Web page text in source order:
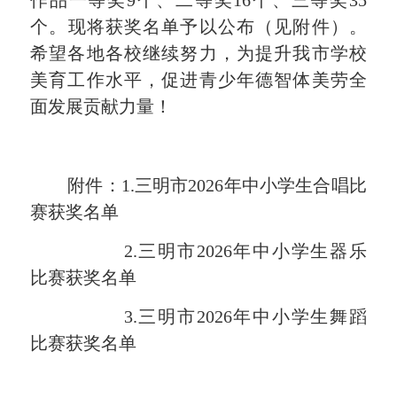
个。 现将获奖名单予以公布（见附件）。
希望各地各校继续努力，为提升我市学校
美育工作水平，促进青少年德智体美劳全
面发展贡献力量！
附件： 1.三明市2026年中小学生合唱比
赛获奖名单
2.三明市2026年中小学生器乐
比赛获奖名单
3.三明市2026年中小学生 舞蹈
比赛获奖名单